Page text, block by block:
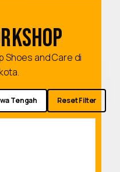
Shoes and Care di
Tengah Reset Filter